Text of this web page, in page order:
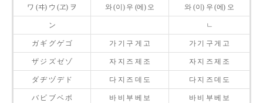
ワ (ヰ) ウ (ヱ) ヲ 와 (이) 우 (에) 오 와 (이) 우 (에) 오
ン ㄴ
ガ ギ グ ゲ ゴ 가 기 구 게 고 가 기 구 게 고
ザ ジ ズ ゼ ゾ 자 지 즈 제 조 자 지 즈 제 조
ダ ヂ ヅ デ ド 다 지 즈 데 도 다 지 즈 데 도
バ ビ ブ ベ ボ 바 비 부 베 보 바 비 부 베 보